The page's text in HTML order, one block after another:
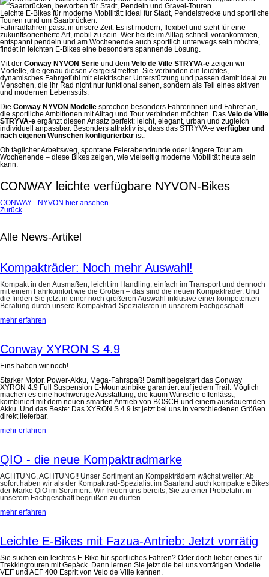
Leichte E-Bikes für moderne Mobilität: ideal für Stadt, Pendelstrecke und sportliche
Touren rund um Saarbrücken.
Fahrradfahren passt in unsere Zeit: Es ist modern, flexibel und steht für eine
zukunftsorientierte Art, mobil zu sein. Wer heute im Alltag schnell vorankommen,
entspannt pendeln und am Wochenende auch sportlich unterwegs sein möchte,
findet in leichten E-Bikes eine besonders spannende Lösung.
Mit der Conway NYVON Serie und dem Velo de Ville STRYVA-e zeigen wir
Modelle, die genau diesen Zeitgeist treffen. Sie verbinden ein leichtes,
dynamisches Fahrgefühl mit elektrischer Unterstützung und passen damit ideal zu
Menschen, die ihr Rad nicht nur funktional sehen, sondern als Teil eines aktiven
und modernen Lebensstils.
Die Conway NYVON Modelle sprechen besonders Fahrerinnen und Fahrer an,
die sportliche Ambitionen mit Alltag und Tour verbinden möchten. Das Velo de Ville
STRYVA-e ergänzt diesen Ansatz perfekt: leicht, elegant, urban und zugleich
individuell anpassbar. Besonders attraktiv ist, dass das STRYVA-e verfügbar und
nach eigenen Wünschen konfigurierbar ist.
Ob täglicher Arbeitsweg, spontane Feierabendrunde oder längere Tour am
Wochenende – diese Bikes zeigen, wie vielseitig moderne Mobilität heute sein
kann.
CONWAY leichte verfügbare NYVON-Bikes
CONWAY - NYVON hier ansehen
Zurück
Alle News-Artikel
Kompakträder: Noch mehr Auswahl!
Kompakt in den Ausmaßen, leicht im Handling, einfach im Transport und dennoch
mit einem Fahrkomfort wie die Großen – das sind die neuen Kompakträder. Und
die finden Sie jetzt in einer noch größeren Auswahl inklusive einer kompetenten
Beratung durch unsere Kompaktrad-Spezialisten in unserem Fachgeschäft …
mehr erfahren
Conway XYRON S 4.9
Eins haben wir noch!
Starker Motor. Power-Akku, Mega-Fahrspaß! Damit begeistert das Conway
XYRON 4.9 Full Suspension E-Mountainbike garantiert auf jedem Trail. Möglich
machen es eine hochwertige Ausstattung, die kaum Wünsche offenlässt,
kombiniert mit dem neuen smarten Antrieb von BOSCH und einem ausdauernden
Akku. Und das Beste: Das XYRON S 4.9 ist jetzt bei uns in verschiedenen Größen
direkt lieferbar.
mehr erfahren
QIO - die neue Kompaktradmarke
ACHTUNG, ACHTUNG!! Unser Sortiment an Kompakträdern wächst weiter: Ab
sofort haben wir als der Kompaktrad-Spezialist im Saarland auch kompakte eBikes
der Marke QiO im Sortiment. Wir freuen uns bereits, Sie zu einer Probefahrt in
unserem Fachgeschäft begrüßen zu dürfen.
mehr erfahren
Leichte E-Bikes mit Fazua-Antrieb: Jetzt vorrätig
Sie suchen ein leichtes E-Bike für sportliches Fahren? Oder doch lieber eines für
Trekkingtouren mit Gepäck. Dann lernen Sie jetzt die bei uns vorrätigen Modelle
VEF und AEF 400 Esprit von Velo de Ville kennen.